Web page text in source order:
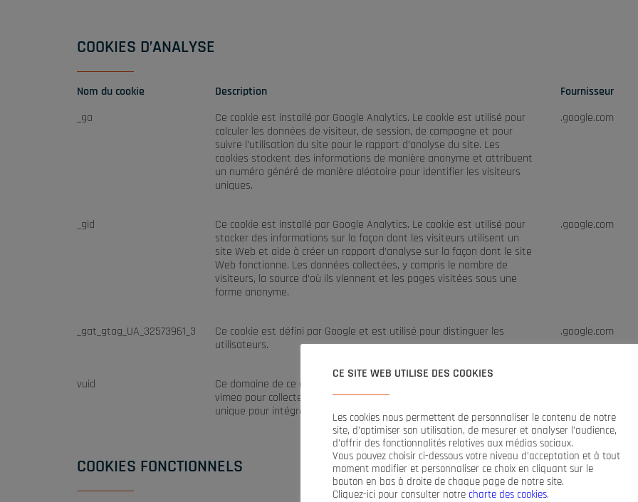
COOKIES D’ANALYSE
Nom du cookie Description Fournisseur
_ga
Ce cookie est installé par Google Analytics. Le cookie est utilisé pour
calculer les données de visiteur, de session, de campagne et pour
suivre l’utilisation du site pour le rapport d’analyse du site. Les
cookies stockent des informations de manière anonyme et attribuent
un numéro généré de manière aléatoire pour identifier les visiteurs
uniques.
.google.com
_gid
Ce cookie est installé par Google Analytics. Le cookie est utilisé pour
stocker des informations sur la façon dont les visiteurs utilisent un
site Web et aide à créer un rapport d’analyse sur la façon dont le site
Web fonctionne. Les données collectées, y compris le nombre de
visiteurs, la source d’où ils viennent et les pages visitées sous une
forme anonyme.
.google.com
_gat_gtag_UA_32573961_3
Ce cookie est défini par Google et est utilisé pour distinguer les
utilisateurs.
.google.com
vuid
Ce domaine de ce cookie appartient à Vimeo. Ce cookie est utilisé par
vimeo pour collecter des informations de suivi. Il définit un identifiant
unique pour intégrer des vidéos sur le site Web
COOKIES FONCTIONNELS
CE SITE WEB UTILISE DES COOKIES
Les cookies nous permettent de personnaliser le contenu de notre
site, d’optimiser son utilisation, de mesurer et analyser l’audience,
d’offrir des fonctionnalités relatives aux médias sociaux.
Vous pouvez choisir ci-dessous votre niveau d’acceptation et à tout
moment modifier et personnaliser ce choix en cliquant sur le
bouton en bas à droite de chaque page de notre site.
Cliquez-ici pour consulter notre charte des cookies.